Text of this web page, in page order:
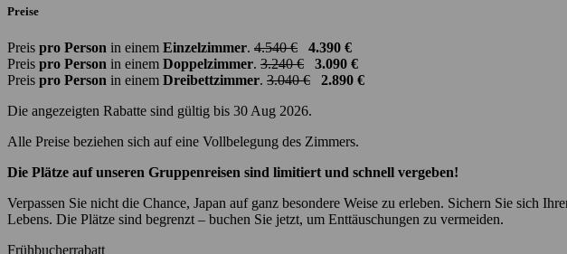
Preise
Preis pro Person in einem Einzelzimmer. 4.540 €
4.390 €
Preis pro Person in einem Doppelzimmer. 3.240 €
3.090 €
Preis pro Person in einem Dreibettzimmer. 3.040 €
2.890 €
Die angezeigten Rabatte sind gültig bis 30 Aug 2026.
Alle Preise beziehen sich auf eine Vollbelegung des Zimmers.
Die Plätze auf unseren Gruppenreisen sind limitiert und schnell vergeben!
Verpassen Sie nicht die Chance, Japan auf ganz besondere Weise zu erleben. Sichern Sie sich
Lebens. Die Plätze sind begrenzt – buchen Sie jetzt, um Enttäuschungen zu vermeiden.
Frühbucherrabatt